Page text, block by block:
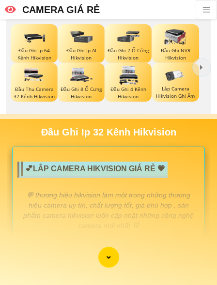
CAMERA GIÁ RẺ
Đầu Ghi Ip 64
Kênh Hikvision
Đầu Ghi Ip AI
Hikvision
Đầu Ghi 2 Ổ Cứng
Hikvision
Đầu Ghi NVR
Hikvision
Đầu Thu Camera
32 Kênh Hikvision
Đầu Ghi 8 Ổ Cưng
Hikvision
Đầu Ghi 4 Kênh
Hikvision
Lắp Camera
Hikvision Ghi Âm
Đầu Ghi Ip 32 Kênh Hikvision
💕LẮP CAMERA HIKVISION GIÁ RẺ 💗
️💬 thương hiệu hikvision làm một trong những thương
hiệu camera uy tín, chất lượng tốt, giá phù hợp , sản
phẩm camera hikvision luôn cập nhật những công nghệ
camera mới nhất 🛒
LẮP CAMERA HIKVISION GIÁ RẺ